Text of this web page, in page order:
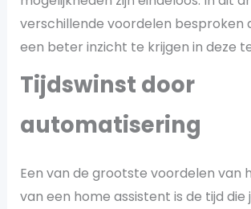
verschillende voordelen besproken
een beter inzicht te krijgen in deze
Tijdswinst door
automatisering
Een van de grootste voordelen van
van een home assistent is de tijd